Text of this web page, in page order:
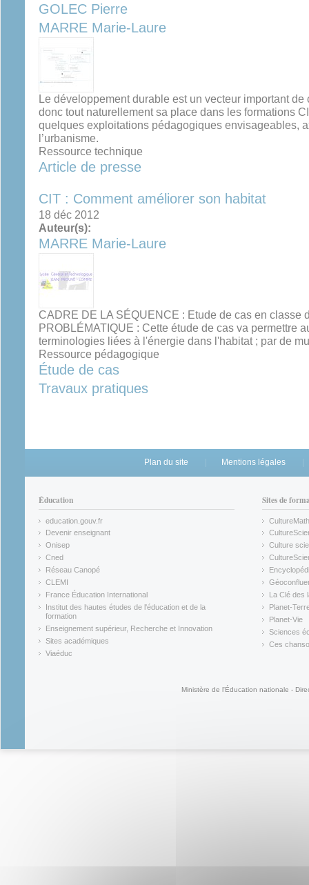
GOLEC Pierre
MARRE Marie-Laure
Le développement durable est un vecteur important de
donc tout naturellement sa place dans les formations
quelques exploitations pédagogiques envisageables,
l’urbanisme.
Ressource technique
Article de presse
CIT : Comment améliorer son habitat
18 déc 2012
Auteur(s):
MARRE Marie-Laure
CADRE DE LA SÉQUENCE : Etude de cas en classe
PROBLÉMATIQUE : Cette étude de cas va permettre
terminologies liées à l'énergie dans l'habitat ; par de
Ressource pédagogique
Étude de cas
Travaux pratiques
Plan du site Mentions légales
Éducation
education.gouv.fr
(link is external)
Devenir enseignant
(link is external)
Onisep
(link is external)
Cned
(link is external)
Réseau Canopé
(link is external)
CLEMI
(link is external)
France Éducation International
(link is external)
Institut des hautes études de l'éducation et de la
formation
(link is external)
Enseignement supérieur, Recherche et Innovation
(link is external)
Sites académiques
(link is external)
Viaéduc
Sites de
CultureMath
(link is
(link is
Culture
(link is
(link is
(link is
La Clé des
(link is
Planet-
(link is
Planet-Vie
(link is
Sciences
(link is
Ces
Ministère de l'Éducation nationale -